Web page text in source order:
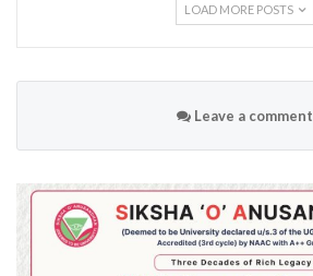
LOAD MORE POSTS
Leave a comment